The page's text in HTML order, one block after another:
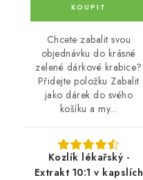
Chcete zabalit svou
objednávku do krásné
zelené dárkové krabice?
Přidejte položku Zabalit
jako dárek do svého
košíku a my...
Kozlík lékařský -
Extrakt 10:1 v kapslích